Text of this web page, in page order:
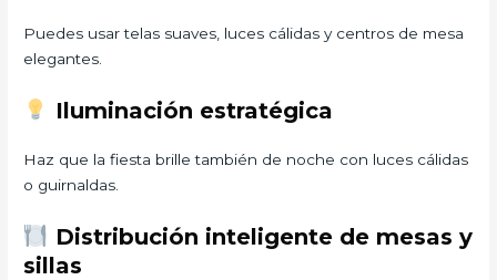
Puedes usar telas suaves, luces cálidas y centros de mesa
elegantes.
Iluminación estratégica
Haz que la fiesta brille también de noche con luces cálidas
o guirnaldas.
Distribución inteligente de mesas y
sillas